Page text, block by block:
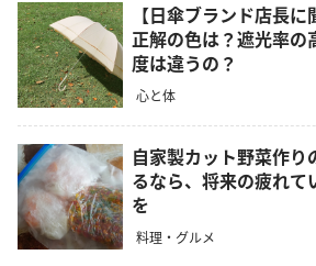
【日傘ブランド店長に
正解の色は？遮光率の
度は違うの？
心と体
自家製カット野菜作り
るなら、将来の疲れて
を
料理・グルメ